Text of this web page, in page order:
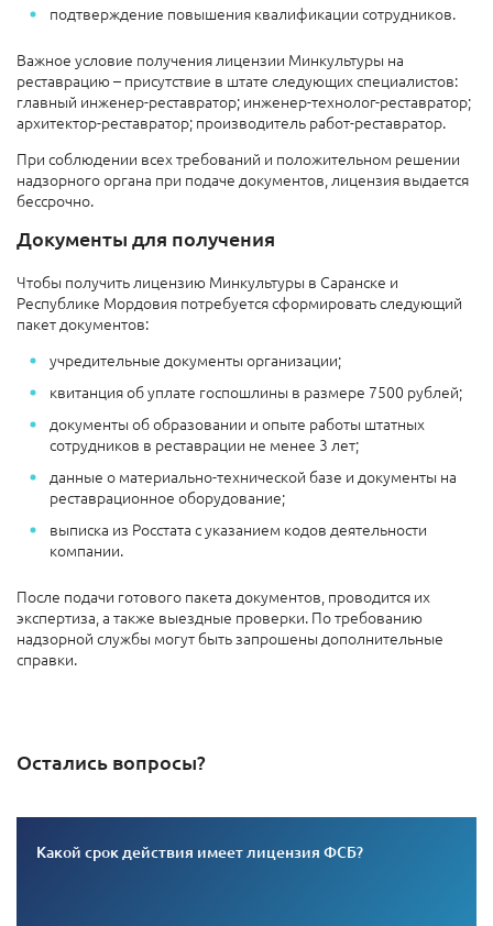
подтверждение повышения квалификации сотрудников.
Важное условие получения лицензии Минкультуры на
реставрацию – присутствие в штате следующих специалистов:
главный инженер-реставратор; инженер-технолог-реставратор;
архитектор-реставратор; производитель работ-реставратор.
При соблюдении всех требований и положительном решении
надзорного органа при подаче документов, лицензия выдается
бессрочно.
Документы для получения
Чтобы получить лицензию Минкультуры в Саранске и
Республике Мордовия потребуется сформировать следующий
пакет документов:
учредительные документы организации;
квитанция об уплате госпошлины в размере 7500 рублей;
документы об образовании и опыте работы штатных
сотрудников в реставрации не менее 3 лет;
данные о материально-технической базе и документы на
реставрационное оборудование;
выписка из Росстата с указанием кодов деятельности
компании.
После подачи готового пакета документов, проводится их
экспертиза, а также выездные проверки. По требованию
надзорной службы могут быть запрошены дополнительные
справки.
Остались вопросы?
Какой срок действия имеет лицензия ФСБ?